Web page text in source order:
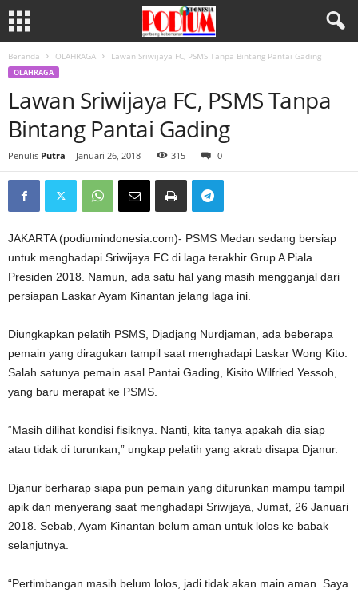
Beranda OLAHRAGA Lawan Sriwijaya FC, PSMS Tanpa Bintang Pantai Gading
OLAHRAGA
Lawan Sriwijaya FC, PSMS Tanpa
Bintang Pantai Gading
Penulis Putra - Januari 26, 2018 315 0
JAKARTA (podiumindonesia.com)- PSMS Medan sedang bersiap
untuk menghadapi Sriwijaya FC di laga terakhir Grup A Piala
Presiden 2018. Namun, ada satu hal yang masih mengganjal dari
persiapan Laskar Ayam Kinantan jelang laga ini.
Diungkapkan pelatih PSMS, Djadjang Nurdjaman, ada beberapa
pemain yang diragukan tampil saat menghadapi Laskar Wong Kito.
Salah satunya pemain asal Pantai Gading, Kisito Wilfried Yessoh,
yang baru merapat ke PSMS.
“Masih dilihat kondisi fisiknya. Nanti, kita tanya apakah dia siap
atau tidak di turunkan,” ungkap pelatih yang akrab disapa Djanur.
Djanur berharap siapa pun pemain yang diturunkan mampu tampil
apik dan menyerang saat menghadapi Sriwijaya, Jumat, 26 Januari
2018. Sebab, Ayam Kinantan belum aman untuk lolos ke babak
selanjutnya.
“Pertimbangan masih belum lolos, jadi tidak akan main aman. Saya